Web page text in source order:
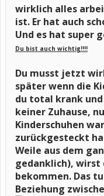
wirklich alles
ist. Er hat auch
Und es hat super
Du bist auch wichtig!!!!
Du musst jetzt
später wenn die
du total krank
keiner Zuhause,
Kinderschuhen
zurückgesteckt
Weile aus dem
gedanklich),
bekommen. Das
Beziehung